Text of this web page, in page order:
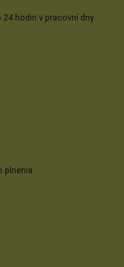
hodin v pracovní dny.
plnenia